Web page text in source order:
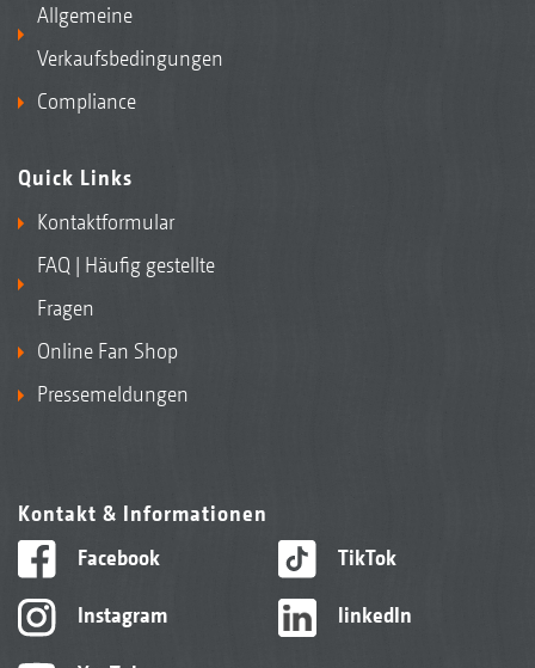
Allgemeine
Verkaufsbedingungen
Compliance
Quick Links
Kontaktformular
FAQ | Häufig gestellte
Fragen
Online Fan Shop
Pressemeldungen
Kontakt & Informationen
Facebook
Instagram
TikTok
linkedIn